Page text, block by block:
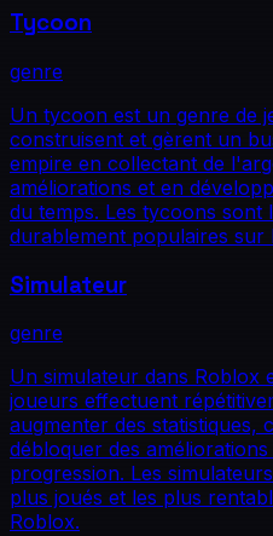
Tycoon
genre
Un tycoon est un genre de
construisent et gèrent un
empire en collectant de
améliorations et en
du temps. Les tycoons sont
durablement populaires sur
Simulateur
genre
Un simulateur dans Roblox
joueurs effectuent
augmenter des statistiques,
débloquer des
progression. Les
plus joués et les plus
Roblox.